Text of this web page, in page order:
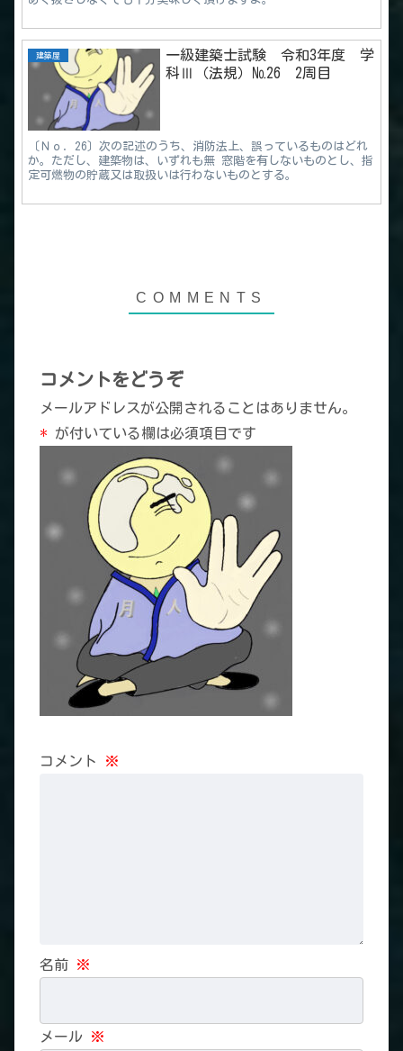
建築屋
一級建築士試験 令和3年度 学
科Ⅲ（法規）№26 2周目
〔Ｎｏ．26〕次の記述のうち、消防法上、誤っているものはどれ
か。ただし、建築物は、いずれも無 窓階を有しないものとし、指
定可燃物の貯蔵又は取扱いは行わないものとする。
コメントをどうぞ
メールアドレスが公開されることはありません。
* が付いている欄は必須項目です
コメント ※
名前 ※
メール ※